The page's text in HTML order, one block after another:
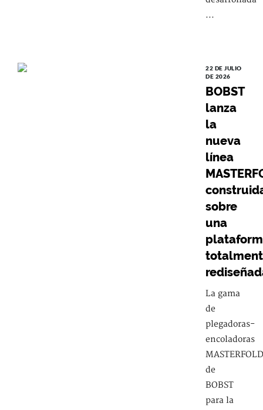
...
22 DE JULIO
DE 2026
BOBST
lanza
la
nueva
línea
sobre
una
La gama
de
plegadoras-
encoladoras
MASTERFOLD
de
BOBST
para la